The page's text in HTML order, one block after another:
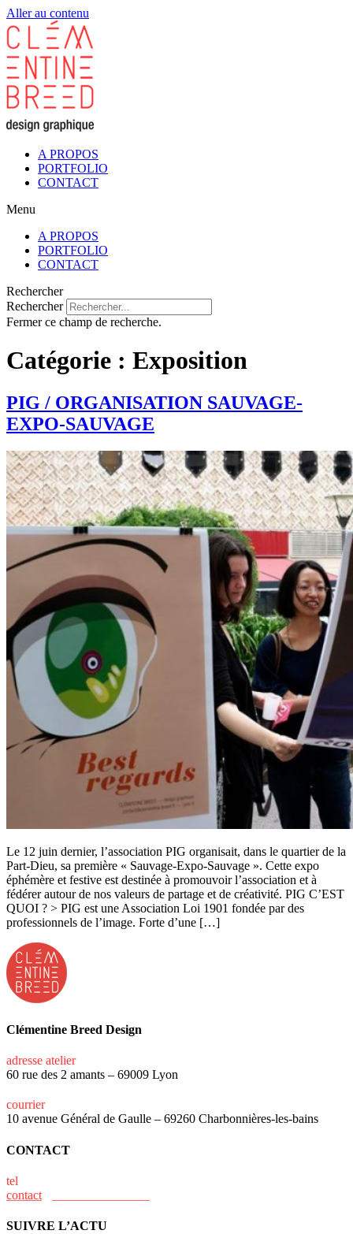
Aller au contenu
A PROPOS
PORTFOLIO
CONTACT
Menu
A PROPOS
PORTFOLIO
CONTACT
Rechercher
Rechercher
Fermer ce champ de recherche.
Catégorie : Exposition
PIG / ORGANISATION SAUVAGE-
EXPO-SAUVAGE
Le 12 juin dernier, l’association PIG organisait, dans le quartier de la
Part-Dieu, sa première « Sauvage-Expo-Sauvage ». Cette expo
éphémère et festive est destinée à promouvoir l’association et à
fédérer autour de nos valeurs de partage et de créativité. PIG C’EST
QUOI ? > PIG est une Association Loi 1901 fondée par des
professionnels de l’image. Forte d’une […]
Clémentine Breed Design
adresse atelier
60 rue des 2 amants – 69009 Lyon
courrier
10 avenue Général de Gaulle – 69260 Charbonnières-les-bains
CONTACT
tel
contact
SUIVRE L’ACTU